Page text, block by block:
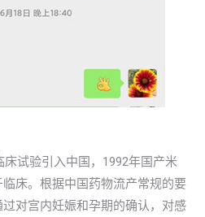
试验引入中国，1992年国产米
床。根据中国药物流产常规的要
对宫内妊娠和孕期的确认，对感